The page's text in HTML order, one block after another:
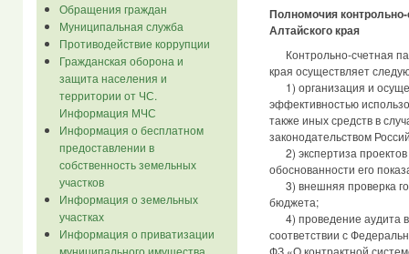
Обращения граждан
Муниципальная служба
Противодействие коррупции
Гражданская оборона и
защита населения и
территории от ЧС.
Информация МЧС
Информация о бесплатном
предоставлении в
собственность земельных
участков
Информация о земельных
участках
Информация о приватизации
муниципального имущества
Полномочия
Алтайского края
Контрольно-счетная
края осуществляет
1) организация и
эффективностью
также иных средств в
законодательством
2) экспертиза
обоснованности его
3) внешняя проверка
бюджета;
4) проведение аудита в
соответствии с